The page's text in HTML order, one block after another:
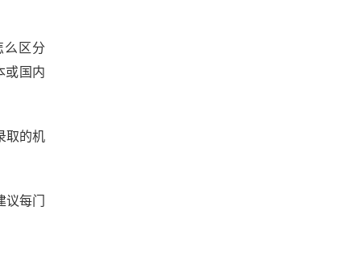
么区分
或国内
取的机
每门